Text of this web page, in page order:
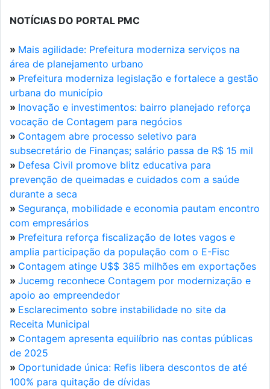
NOTÍCIAS DO PORTAL PMC
» Mais agilidade: Prefeitura moderniza serviços na
área de planejamento urbano
» Prefeitura moderniza legislação e fortalece a gestão
urbana do município
» Inovação e investimentos: bairro planejado reforça
vocação de Contagem para negócios
» Contagem abre processo seletivo para
subsecretário de Finanças; salário passa de R$ 15 mil
» Defesa Civil promove blitz educativa para
prevenção de queimadas e cuidados com a saúde
durante a seca
» Segurança, mobilidade e economia pautam encontro
com empresários
» Prefeitura reforça fiscalização de lotes vagos e
amplia participação da população com o E-Fisc
» Contagem atinge U$$ 385 milhões em exportações
» Jucemg reconhece Contagem por modernização e
apoio ao empreendedor
» Esclarecimento sobre instabilidade no site da
Receita Municipal
» Contagem apresenta equilíbrio nas contas públicas
de 2025
» Oportunidade única: Refis libera descontos de até
100% para quitação de dívidas